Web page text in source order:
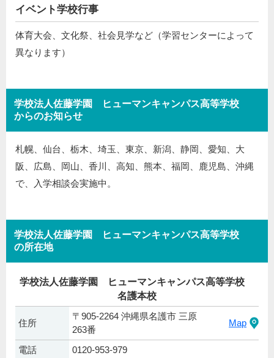
イベント学校行事
体育大会、文化祭、社会見学など（学習センターによって
異なります）
学校法人佐藤学園 ヒューマンキャンパス高等学校
からのお知らせ
札幌、仙台、栃木、埼玉、東京、新潟、静岡、愛知、大
阪、広島、岡山、香川、高知、熊本、福岡、鹿児島、沖縄
で、入学相談会実施中。
学校法人佐藤学園 ヒューマンキャンパス高等学校
の所在地
学校法人佐藤学園 ヒューマンキャンパス高等学校
名護本校
住所
〒905-2264 沖縄県名護市 三原
263番
Map
電話
0120-953-979